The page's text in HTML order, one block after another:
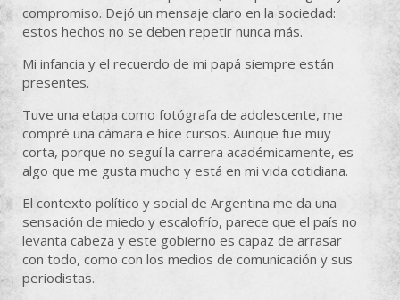
compromiso. Dejó un mensaje claro en la sociedad:
estos hechos no se deben repetir nunca más.
Mi infancia y el recuerdo de mi papá siempre están
presentes.
Tuve una etapa como fotógrafa de adolescente, me
compré una cámara e hice cursos. Aunque fue muy
corta, porque no seguí la carrera académicamente, es
algo que me gusta mucho y está en mi vida cotidiana.
El contexto político y social de Argentina me da una
sensación de miedo y escalofrío, parece que el país no
levanta cabeza y este gobierno es capaz de arrasar
con todo, como con los medios de comunicación y sus
periodistas.